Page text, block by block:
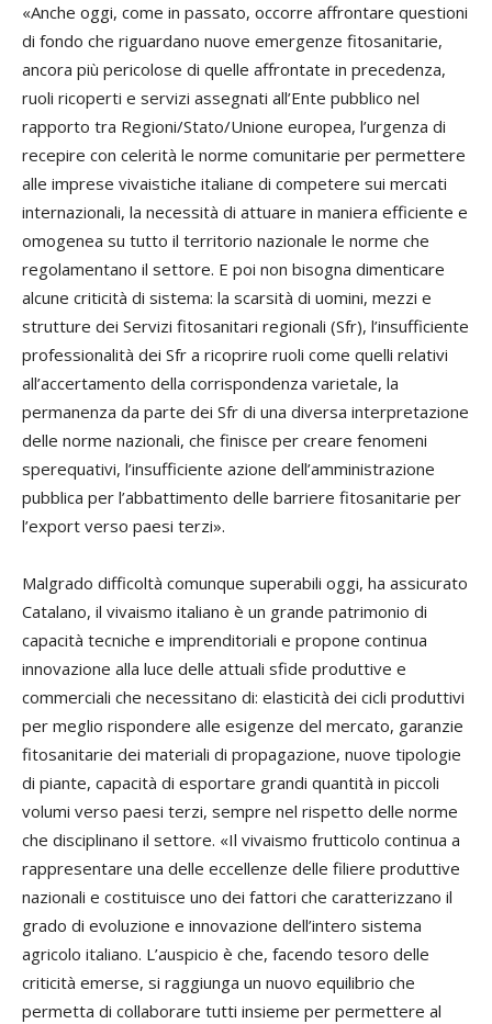
«Anche oggi, come in passato, occorre affrontare questioni
di fondo che riguardano nuove emergenze fitosanitarie,
ancora più pericolose di quelle affrontate in precedenza,
ruoli ricoperti e servizi assegnati all’Ente pubblico nel
rapporto tra Regioni/Stato/Unione europea, l’urgenza di
recepire con celerità le norme comunitarie per permettere
alle imprese vivaistiche italiane di competere sui mercati
internazionali, la necessità di attuare in maniera efficiente e
omogenea su tutto il territorio nazionale le norme che
regolamentano il settore. E poi non bisogna dimenticare
alcune criticità di sistema: la scarsità di uomini, mezzi e
strutture dei Servizi fitosanitari regionali (Sfr), l’insufficiente
professionalità dei Sfr a ricoprire ruoli come quelli relativi
all’accertamento della corrispondenza varietale, la
permanenza da parte dei Sfr di una diversa interpretazione
delle norme nazionali, che finisce per creare fenomeni
sperequativi, l’insufficiente azione dell’amministrazione
pubblica per l’abbattimento delle barriere fitosanitarie per
l’export verso paesi terzi».
Malgrado difficoltà comunque superabili oggi, ha assicurato
Catalano, il vivaismo italiano è un grande patrimonio di
capacità tecniche e imprenditoriali e propone continua
innovazione alla luce delle attuali sfide produttive e
commerciali che necessitano di: elasticità dei cicli produttivi
per meglio rispondere alle esigenze del mercato, garanzie
fitosanitarie dei materiali di propagazione, nuove tipologie
di piante, capacità di esportare grandi quantità in piccoli
volumi verso paesi terzi, sempre nel rispetto delle norme
che disciplinano il settore. «Il vivaismo frutticolo continua a
rappresentare una delle eccellenze delle filiere produttive
nazionali e costituisce uno dei fattori che caratterizzano il
grado di evoluzione e innovazione dell’intero sistema
agricolo italiano. L’auspicio è che, facendo tesoro delle
criticità emerse, si raggiunga un nuovo equilibrio che
permetta di collaborare tutti insieme per permettere al